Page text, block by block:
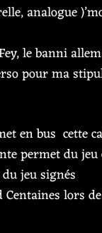
analogue
le banni
pour ma
en bus cette
permet du jeu
jeu signés
lors